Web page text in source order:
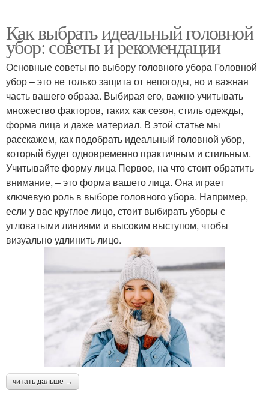
Как выбрать идеальный головной
убор: советы и рекомендации
Основные советы по выбору головного убора Головной
убор – это не только защита от непогоды, но и важная
часть вашего образа. Выбирая его, важно учитывать
множество факторов, таких как сезон, стиль одежды,
форма лица и даже материал. В этой статье мы
расскажем, как подобрать идеальный головной убор,
который будет одновременно практичным и стильным.
Учитывайте форму лица Первое, на что стоит обратить
внимание, – это форма вашего лица. Она играет
ключевую роль в выборе головного убора. Например,
если у вас круглое лицо, стоит выбирать уборы с
угловатыми линиями и высоким выступом, чтобы
визуально удлинить лицо.
читать дальше →